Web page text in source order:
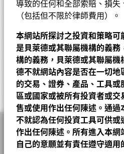
導致的任何和全部索賠、損失
（包括但不限於律師費用）。
本網站所探討之投資和策略可
是貝萊德或其聯屬機構的義
構的義務，貝萊德或其聯屬機
德不就網站內容是否在一切地
的交易、證券、產品、工具
區或國家或被所有投資者或交
售或使用作出任何陳述。通過
不就認為任何投資工具可供或
作出任何陳述。所有進入本網
自己的意願並有責任遵守適用
Chart
The chart has 1 X axis displaying
The chart has 1 Y axis displaying
Values
-20
-10
0
10
20
30
首次認購費
表現費
最低其後投資額
註冊地點
管理公司
交易結算日
彭博代號
香港證監會認可ESG基金
市賬率
截至 2026年6月30日
三年標準差
截至 2026年7月31日
市盈率
截至 2026年6月30日
晨星星號評
級
截至 2026年7月31
Morningstar, Inc. 版權所有。
成分股名稱
ASML HOLDING NV
UNICREDIT SPA
SAFRAN SA
SIEMENS AG
ASM INTERNATIONAL NV
SIEMENS ENERGY AG
截至 2026年6月30日
比重（%）
投資分佈 基
工業
33.96
金融
26.01
資訊科技
22.17
價格及交易所
股份類別 貨幣 淨值
A2
EUR 57.26
A2
USD 66.18
A2 對沖股份
USD 32.82
A2 對沖股份
SGD 40.88
A2 對沖股份
GBP 28.24
基金經理
Tom Joy
可持續發展特徵
可持續發展特徵可為投資者提供傳
資訊，投資者可以用來評估基金在
特徵。 可持續發展特徵並非目前或
金的潛在風險及回報程度。 資訊僅
投資者在評估基金時不應單獨或孤
應看作為其中一項參考資訊。
業務參與
業務參與指標有助於投資者更全面
露在其中的具體活動。
業務參與指標並不代表基金投資目
相關文件
貝萊德歐元市場基金